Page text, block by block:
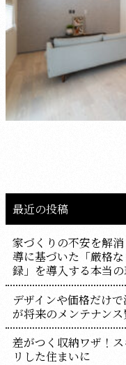
最近の投稿
家づくりの不安を解
導に基づいた「厳格
録」を導入する本当
デザインや価格だけ
が将来のメンテナン
差がつく収納ワザ！
リした住まいに